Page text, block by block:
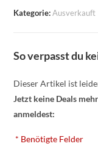
Kategorie:Ausverkauft
So verpasst du
Dieser Artikel ist
Jetzt keine Deals
anmeldest:
* Benötigte Felder